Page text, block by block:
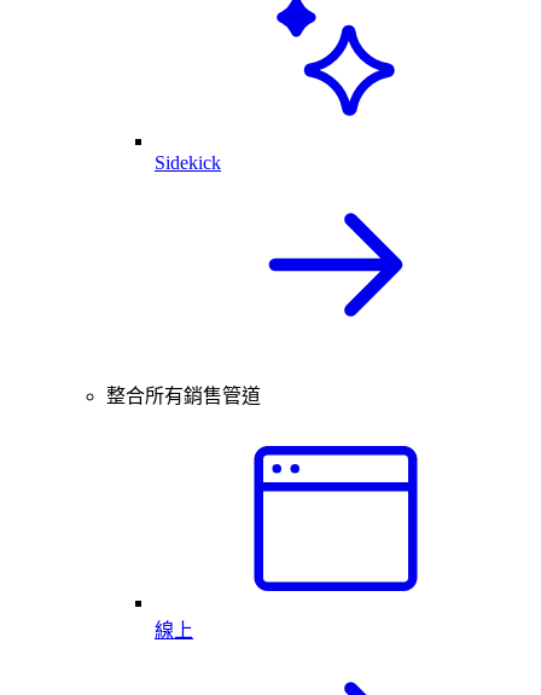
Sidekick
整合所有銷售管道
線上